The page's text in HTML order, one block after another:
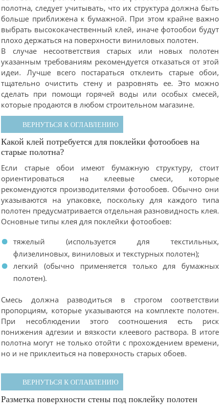
полотна, следует учитывать, что их структура должна быть
больше приближена к бумажной. При этом крайне важно
выбрать высококачественный клей, иначе фотообои будут
плохо держаться на поверхности виниловых полотен.
В случае несоответствия старых или новых полотен
указанным требованиям рекомендуется отказаться от этой
идеи. Лучше всего постараться отклеить старые обои,
тщательно очистить стену и разровнять ее. Это можно
сделать при помощи горячей воды или особых смесей,
которые продаются в любом строительном магазине.
ВЕРНУТЬСЯ К ОГЛАВЛЕНИЮ
Какой клей потребуется для поклейки фотообоев на
старые полотна?
Если старые обои имеют бумажную структуру, стоит
ориентироваться на клеевые смеси, которые
рекомендуются производителями фотообоев. Обычно они
указываются на упаковке, поскольку для каждого типа
полотен предусматривается отдельная разновидность клея.
Основные типы клея для поклейки фотообоев:
тяжелый (используется для текстильных,
флизелиновых, виниловых и текстурных полотен);
легкий (обычно применяется только для бумажных
полотен).
Смесь должна разводиться в строгом соответствии
пропорциям, которые указываются на комплекте полотен.
При несоблюдении этого соотношения есть риск
понижения адгезии и вязкости клеевого раствора. В итоге
полотна могут не только отойти с прохождением времени,
но и не приклеиться на поверхность старых обоев.
ВЕРНУТЬСЯ К ОГЛАВЛЕНИЮ
Разметка поверхности стены под поклейку полотен